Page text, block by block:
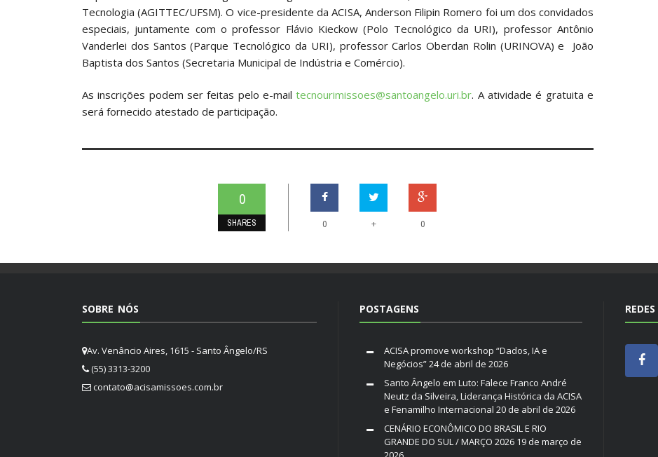
Tecnologia (AGITTEC/UFSM). O vice-presidente da ACISA, Anderson Filipin Romero foi um dos convidados
especiais, juntamente com o professor Flávio Kieckow (Polo Tecnológico da URI), professor Antônio
Vanderlei dos Santos (Parque Tecnológico da URI), professor Carlos Oberdan Rolin (URINOVA) e João
Baptista dos Santos (Secretaria Municipal de Indústria e Comércio).
As inscrições podem ser feitas pelo e-mailtecnourimissoes@santoangelo.uri.br. A atividade é gratuita e
será fornecido atestado de participação.
0
SHARES 0 + 0
SOBRE NÓS
Av. Venâncio Aires, 1615 - Santo Ângelo/RS
(55) 3313-3200
contato@acisamissoes.com.br
POSTAGENS
ACISA promove workshop “Dados, IA e
Negócios”24 de abril de 2026
Santo Ângelo em Luto: Falece Franco André
Neutz da Silveira, Liderança Histórica da ACISA
e Fenamilho Internacional 20 de abril de 2026
CENÁRIO ECONÔMICO DO BRASIL E RIO
GRANDE DO SUL / MARÇO 2026 19 de março de